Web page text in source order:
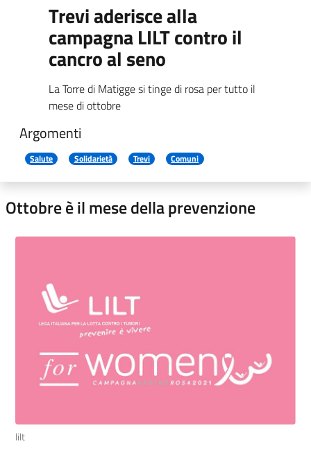
Trevi aderisce alla
campagna LILT contro il
cancro al seno
La Torre di Matigge si tinge di rosa per tutto il
mese di ottobre
Argomenti
Salute Solidarietà Trevi Comuni
Ottobre è il mese della prevenzione
lilt